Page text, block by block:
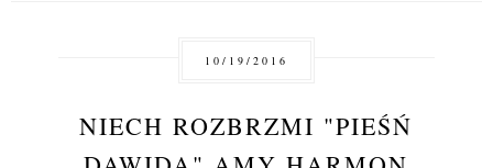
10/19/2016
NIECH ROZBRZMI "PIEŚŃ